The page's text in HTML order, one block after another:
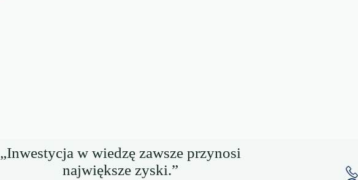
„Inwestycja w wiedzę zawsze przynosi
największe zyski.”